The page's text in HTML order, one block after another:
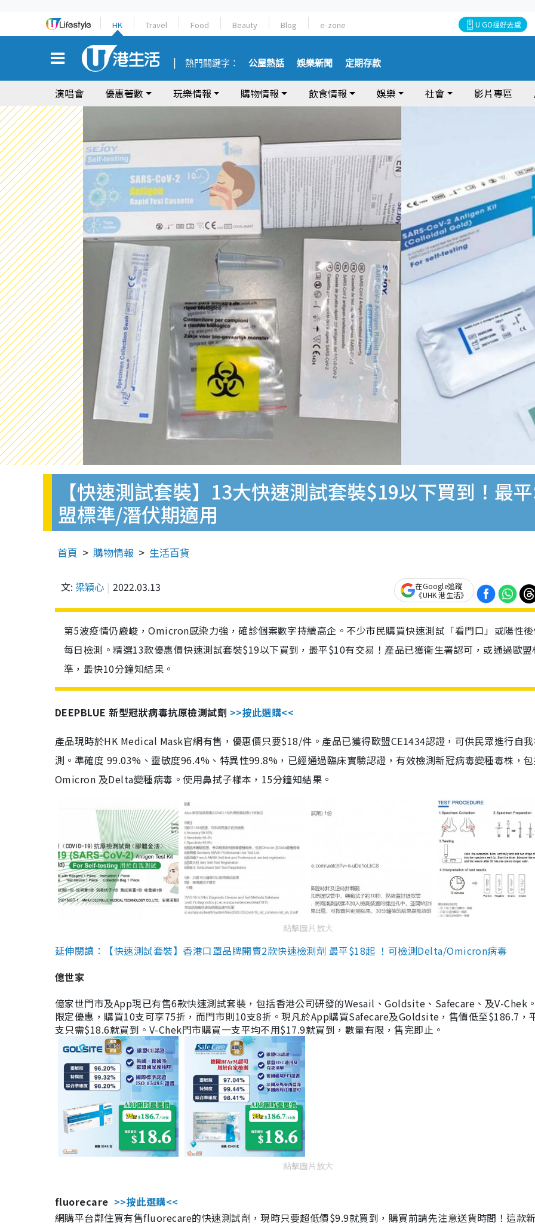
HK Travel Food Beauty Blog e-zone U GO搵好去處
熱門關鍵字： 公屋熱話 娛樂新聞 定期存款
演唱會 優惠著數 玩樂情報 購物情報 飲食情報 娛樂 社會 影片專區
【快速測試套裝】13大快速測試套裝$19以下買到！最
盟標準/潛伏期適用
首頁 購物情報 生活百貨
文: 梁穎心 2022.03.13
在Google追蹤
《UHK 港生活》
第5波疫情仍嚴峻，Omicron感染力強，確診個案數字持續高企。不少市民購買快速測試「看門口」或陽性
每日檢測。精選13款優惠價快速測試套裝$19以下買到，最平$10有交易！產品已獲衛生署認可，或通過歐盟
準，最快10分鐘知結果。
DEEPBLUE 新型冠狀病毒抗原檢測試劑 >>按此選購<<
產品現時於HK Medical Mask官網有售，優惠價只要$18/件。產品已獲得歐盟CE1434認證，可供民眾進行自
測。準確度 99.03%、靈敏度96.4%、特異性99.8%，已經通過臨床實驗認證，有效檢測新冠病毒變種毒株，
Omicron 及Delta變種病毒。使用鼻拭子樣本，15分鐘知結果。
點擊圖片放大
延伸閱讀：【快速測試套裝】香港口罩品牌開賣2款快速檢測劑 最平$18起 ！可檢測Delta/Omicron病毒
億世家
億家世門市及App現已有售6款快速測試套裝，包括香港公司研發的Wesail、Goldsite、Safecare、及V-Chek
限定優惠，購買10支可享75折，而門市則10支8折。現凡於App購買Safecare及Goldsite，售價低至$186.7，
支只需$18.6就買到。V-Chek門市購買一支平均不用$17.9就買到，數量有限，售完即止。
點擊圖片放大
fluorecare >>按此選購<<
網購平台鄰住買有售fluorecare的快速測試劑，現時只要超低價$9.9就買到，購買前請先注意送貨時間！這款